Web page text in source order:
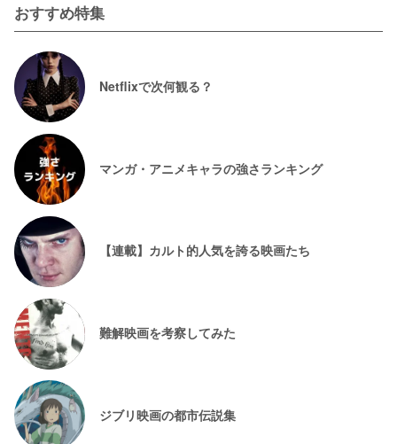
おすすめ特集
Netflixで次何観る？
マンガ・アニメキャラの強さランキング
【連載】カルト的人気を誇る映画たち
難解映画を考察してみた
ジブリ映画の都市伝説集